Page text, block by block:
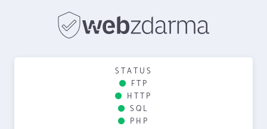
STATUS
FTP
HTTP
SQL
PHP